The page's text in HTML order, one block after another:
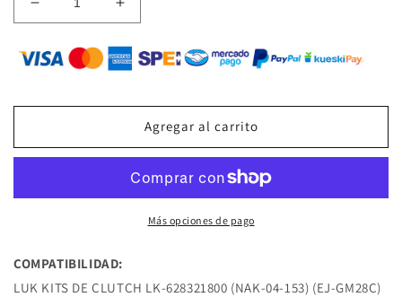
Reducir
cantidad
para
LK-
KIT
(NAK-
153)
BLAZER
V6
4.3L
Aumentar
cantidad
para
LK-
KIT
(NAK-
04-
153)
V6
4.3L
Agregar al carrito
Más opciones de pago
COMPATIBILIDAD:
LUK KITS DE CLUTCH LK-628321800 (NAK-04-153) (EJ-GM28C)